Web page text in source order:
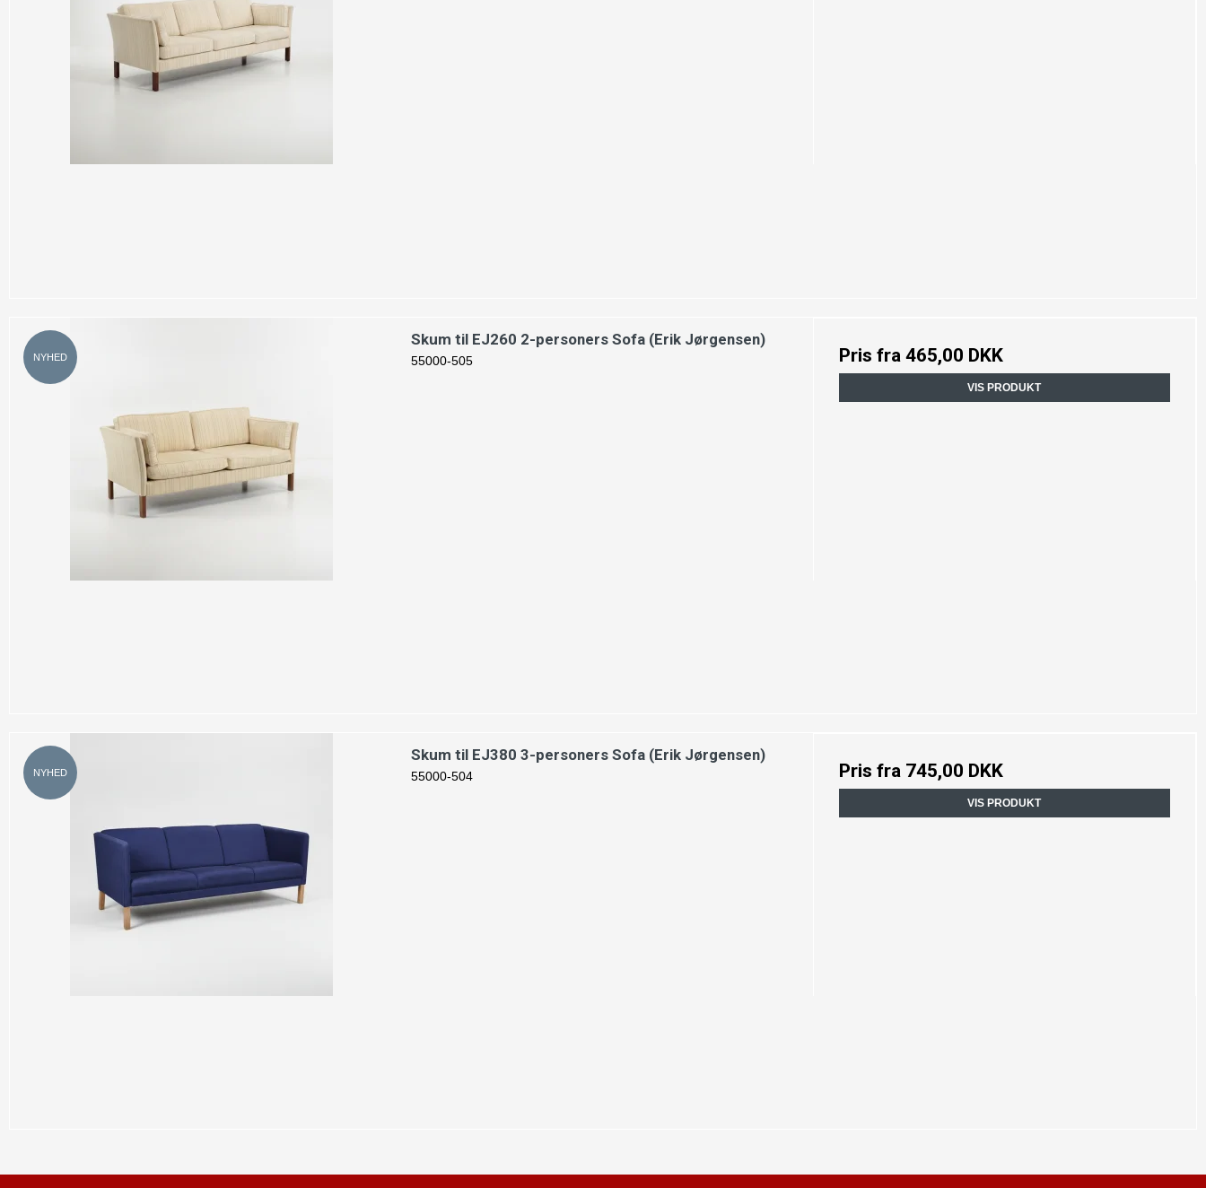
NYHED
Skum til EJ260 2-personers Sofa (Erik Jørgensen)
55000-505 Pris fra 465,00 DKK
VIS PRODUKT
NYHED
Skum til EJ380 3-personers Sofa (Erik Jørgensen)
55000-504 Pris fra 745,00 DKK
VIS PRODUKT